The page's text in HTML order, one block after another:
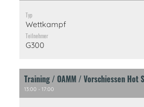
Typ
Wettkampf
Teilnehmer
G300
Training / OAMM / Vorschiessen Hot
13:00 - 17:00